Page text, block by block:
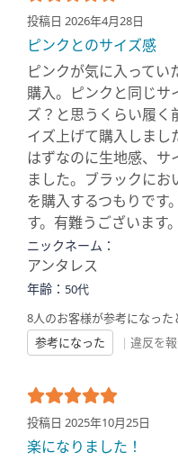
投稿日 2026年4月28日
ピンクとのサイズ感
ピンクが気に入ってい
購入。ピンクと同じサ
ズ？と思うくらい履
イズ上げて購入しまし
はずなのに生地感、サ
ました。ブラックに
を購入するつもりです
す。有難うございます。
ニックネーム：
アンタレス
年齢： 50代
8人のお客様が参考になった
参考になった
| 違反を
投稿日 2025年10月25日
楽になりました！